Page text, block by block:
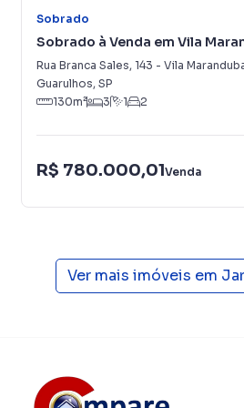
terrenos, lojas e barracões para
empreendimentos em construção
planta em Jardim Dourado e em
encontrar o imóvel que mais
mesmo não estando na cidade e
fazer tudo online, direto do seu
Anuncie seu imóvel! É fácil, rápido
Sobrado
Sobrado à Venda em Vila
Rua Branca Sales, 143 - Vila
Guarulhos, SP
130m² 3 1 2
R$ 780.000,01Venda
Ver mais imóveis em